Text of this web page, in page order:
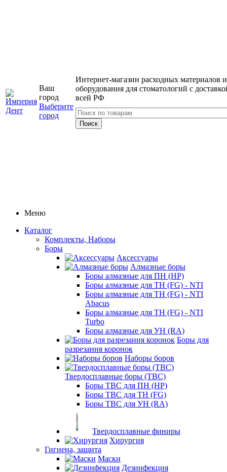
Ваш
город
Выберите
город
Интернет-магазин расходных материалов и
оборудования для стоматологий с
всей РФ
Меню
Каталог
Комплекты, Наборы
Боры
Аксессуары
Алмазные боры
Боры алмазные для ПН (HP)
Боры алмазные для ТН (FG) - NTI
Боры алмазные для ТН (FG) - NTI
Abacus
Боры алмазные для ТН (FG) - NTI
Turbo
Боры алмазные для УН (RA)
Боры для
разрезания коронок
Наборы боров
Твердосплавные боры (ТВС)
Боры ТВС для ПН (HP)
Боры ТВС для ТН (FG)
Боры ТВС для УН (RA)
Твердосплавные финиры
Хирургия
Гигиена, защита
Маски
Дезинфекция